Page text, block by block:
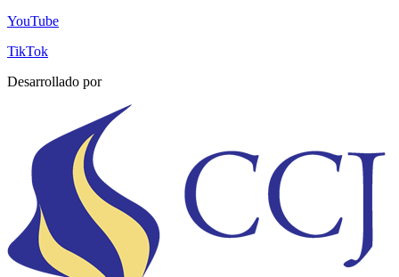
YouTube
TikTok
Desarrollado por